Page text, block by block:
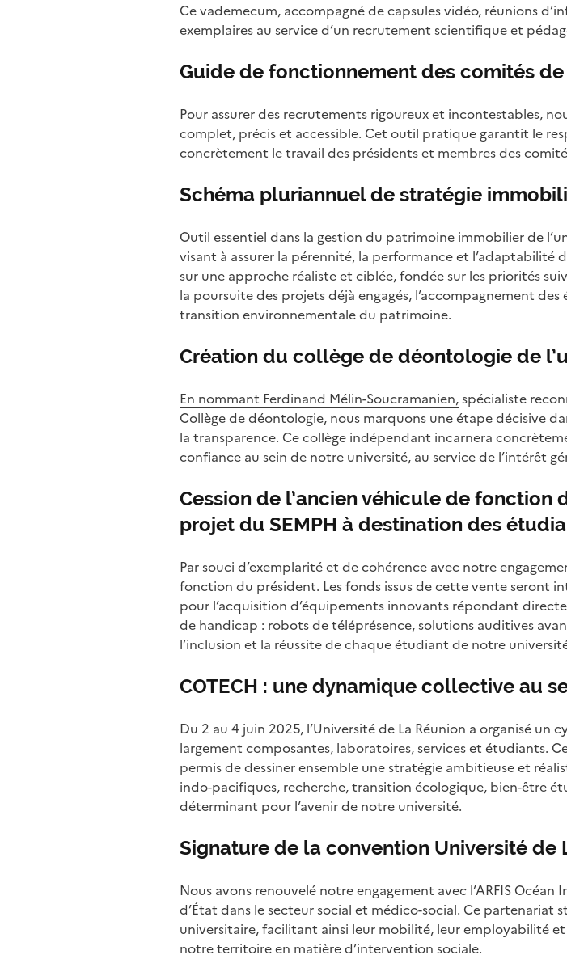
Ce vademecum, accompagné de capsules vidéo, réunions
exemplaires au service d’un recrutement scientifique et
Guide de fonctionnement des comités
Pour assurer des recrutements rigoureux et incontestables,
complet, précis et accessible. Cet outil pratique garantit le
concrètement le travail des présidents et membres des
Schéma pluriannuel de stratégie
Outil essentiel dans la gestion du patrimoine immobilier de
visant à assurer la pérennité, la performance et
sur une approche réaliste et ciblée, fondée sur les priorités
la poursuite des projets déjà engagés, l’accompagnement
transition environnementale du patrimoine.
Création du collège de déontologie de
En nommant Ferdinand Mélin-Soucramanien,spécialiste
Collège de déontologie, nous marquons une étape décisive
la transparence. Ce collège indépendant incarnera
confiance au sein de notre université, au service de l’intérêt
Cession de l’ancien véhicule de
projet du SEMPH à destination des
Par souci d’exemplarité et de cohérence avec notre
fonction du président. Les fonds issus de cette vente seront
pour l’acquisition d’équipements innovants répondant
de handicap : robots de téléprésence, solutions auditives
l’inclusion et la réussite de chaque étudiant de notre
COTECH : une dynamique collective au
Du 2 au 4 juin 2025, l’Université de La Réunion a organisé un
largement composantes, laboratoires, services et étudiants.
permis de dessiner ensemble une stratégie ambitieuse et
indo-pacifiques, recherche, transition écologique, bien-être
déterminant pour l’avenir de notre université.
Signature de la convention Université de
Nous avons renouvelé notre engagement avec l’ARFIS
d’État dans le secteur social et médico-social. Ce
universitaire, facilitant ainsi leur mobilité, leur employabilité
notre territoire en matière d’intervention sociale.